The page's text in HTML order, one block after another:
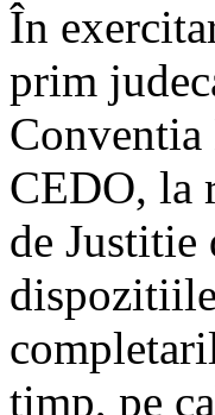
În
prim
CEDO, la
de
timp, pe